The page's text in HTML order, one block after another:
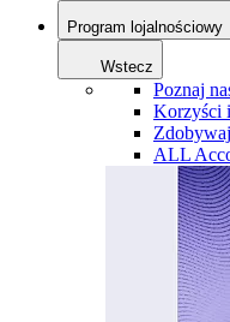
Program lojalnościowy
Wstecz
Poznaj
Korzyści
ALL